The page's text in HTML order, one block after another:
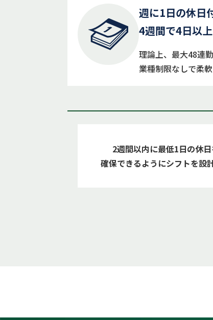
週に1日の休日
4週間で4日以
理論上、最大48連勤
業種制限なしで柔
2週間以内に最低1日の休
確保できるようにシフトを設